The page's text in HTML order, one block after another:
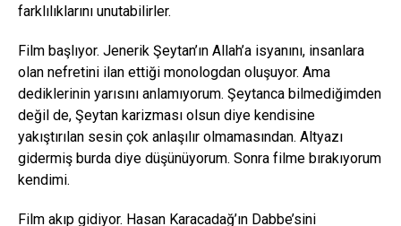
farklılıklarını unutabilirler.
Film başlıyor. Jenerik Şeytan’ın Allah’a isyanını, insanlara
olan nefretini ilan ettiği monologdan oluşuyor. Ama
dediklerinin yarısını anlamıyorum. Şeytanca bilmediğimden
değil de, Şeytan karizması olsun diye kendisine
yakıştırılan sesin çok anlaşılır olmamasından. Altyazı
gidermiş burda diye düşünüyorum. Sonra filme bırakıyorum
kendimi.
Film akıp gidiyor. Hasan Karacadağ’ın Dabbe’sini